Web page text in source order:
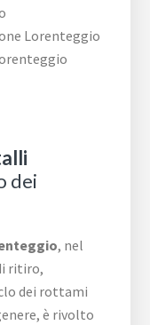
Lorenteggio
dei
, nel
ritiro,
dei rottami
è rivolto